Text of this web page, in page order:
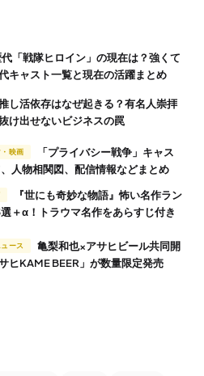
キャスト一覧と現在の活躍まとめ
け出せないビジネスの罠
映画
人物相関図、配信情報などまとめ
＋α！トラウマ名作をあらすじ付き
ース
ヒKAME BEER」が数量限定発売